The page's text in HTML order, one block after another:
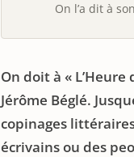
On l’a dit à
On doit à «
Jérôme Béglé.
copinages
écrivains ou des